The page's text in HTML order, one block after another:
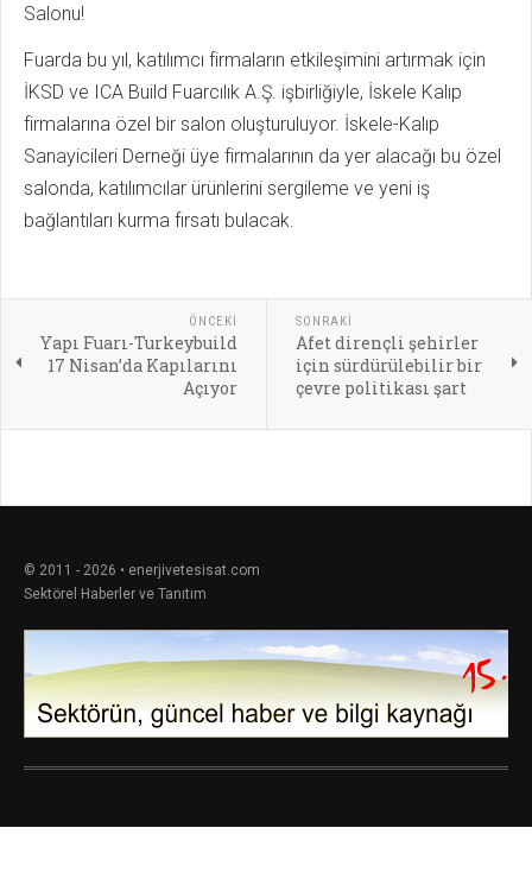
Salonu!
Fuarda bu yıl, katılımcı firmaların etkileşimini artırmak için
İKSD ve ICA Build Fuarcılık A.Ş. işbirliğiyle, İskele Kalıp
firmalarına özel bir salon oluşturuluyor. İskele-Kalıp
Sanayicileri Derneği üye firmalarının da yer alacağı bu özel
salonda, katılımcılar ürünlerini sergileme ve yeni iş
bağlantıları kurma fırsatı bulacak.
ÖNCEKI
Yapı Fuarı-Turkeybuild
17 Nisan’da Kapılarını
Açıyor
SONRAKI
Afet dirençli şehirler
için sürdürülebilir bir
çevre politikası şart
© 2011 - 2026 • enerjivetesisat.com
Sektörel Haberler ve Tanıtım